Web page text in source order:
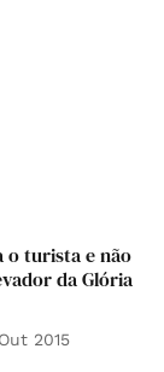
o turista e não
da Glória
2015